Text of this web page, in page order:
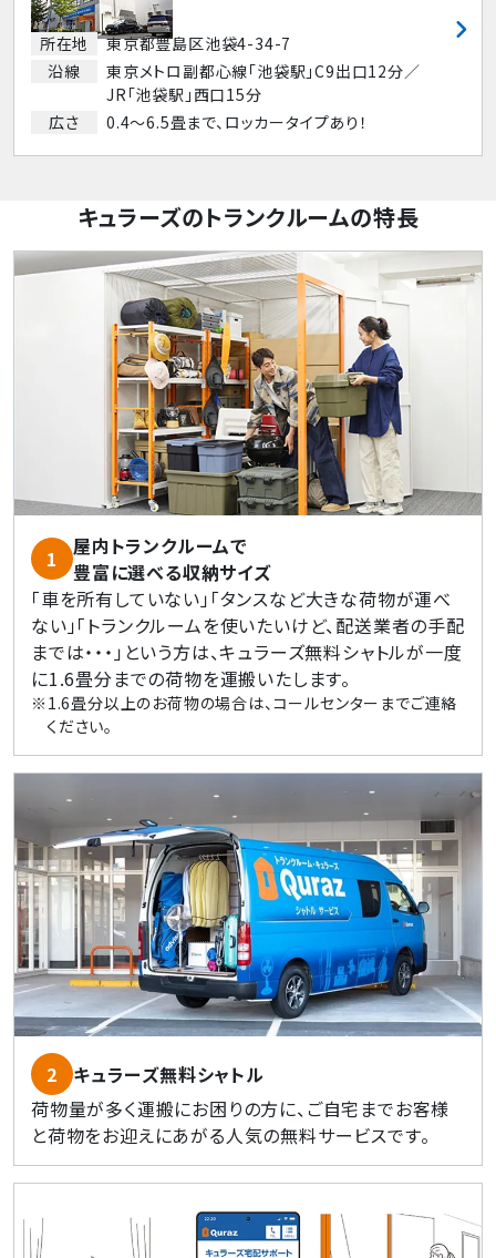
所在地
東京都豊島区池袋4-34-7
沿線
東京メトロ副都心線「池袋駅」C9出口12分／
JR「池袋駅」西口15分
広さ
0.4～6.5畳まで、ロッカータイプあり！
キュラーズのトランクルームの特長
1
屋内トランクルームで
豊富に選べる収納サイズ
「車を所有していない」「タンスなど大きな荷物が運べ
ない」「トランクルームを使いたいけど、配送業者の手配
までは・・・」という方は、キュラーズ無料シャトルが一度
に1.6畳分までの荷物を運搬いたします。
1.6畳分以上のお荷物の場合は、コールセンターまでご連絡
ください。
2
キュラーズ無料シャトル
荷物量が多く運搬にお困りの方に、ご自宅までお客様
と荷物をお迎えにあがる人気の無料サービスです。